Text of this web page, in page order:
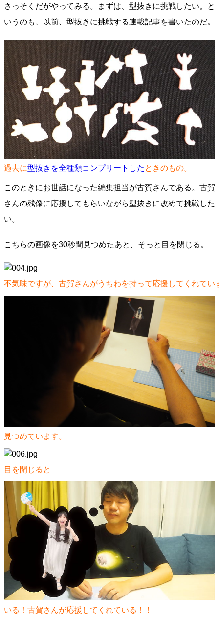
さっそくだがやってみる。まずは、型抜きに挑戦したい。と
いうのも、以前、型抜きに挑戦する連載記事を書いたのだ。
過去に型抜きを全種類コンプリートした ときのもの。
このときにお世話になった編集担当が古賀さんである。古賀
さんの残像に応援してもらいながら型抜きに改めて挑戦した
い。
こちらの画像を30秒間見つめたあと、そっと目を閉じる。
不気味ですが、古賀さんがうちわを持って応援してくれてい
見つめています。
目を閉じると
いる！古賀さんが応援してくれている！！